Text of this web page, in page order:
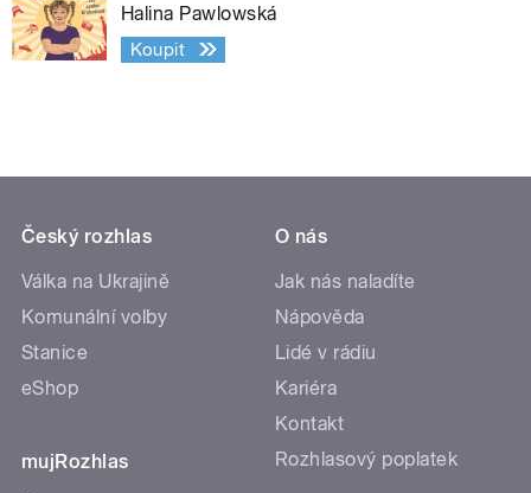
Halina Pawlowská
Koupit
Český rozhlas
Válka na Ukrajině
Komunální volby
Stanice
eShop
mujRozhlas
O nás
Jak nás naladíte
Nápověda
Lidé v rádiu
Kariéra
Kontakt
Rozhlasový poplatek